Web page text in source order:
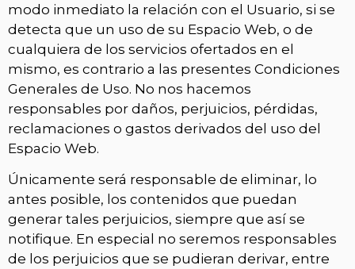
modo inmediato la relación con el Usuario, si se
detecta que un uso de su Espacio Web, o de
cualquiera de los servicios ofertados en el
mismo, es contrario a las presentes Condiciones
Generales de Uso. No nos hacemos
responsables por daños, perjuicios, pérdidas,
reclamaciones o gastos derivados del uso del
Espacio Web.
Únicamente será responsable de eliminar, lo
antes posible, los contenidos que puedan
generar tales perjuicios, siempre que así se
notifique. En especial no seremos responsables
de los perjuicios que se pudieran derivar, entre